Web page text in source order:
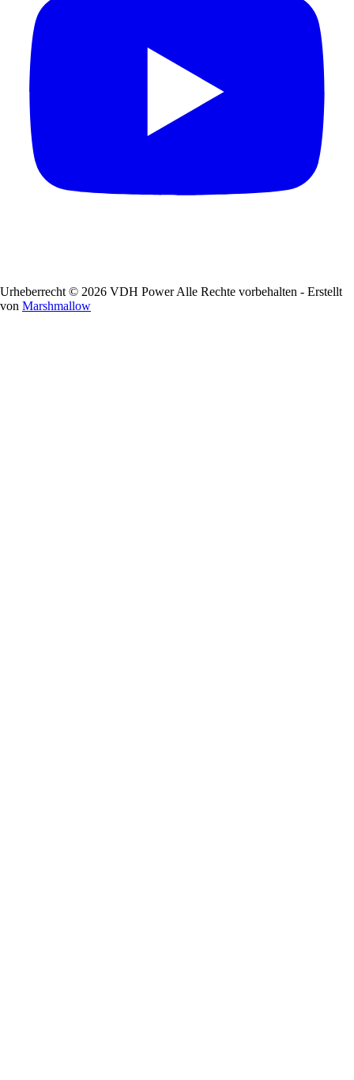
Urheberrecht © 2026 VDH Power Alle Rechte vorbehalten - Erstellt
von Marshmallow